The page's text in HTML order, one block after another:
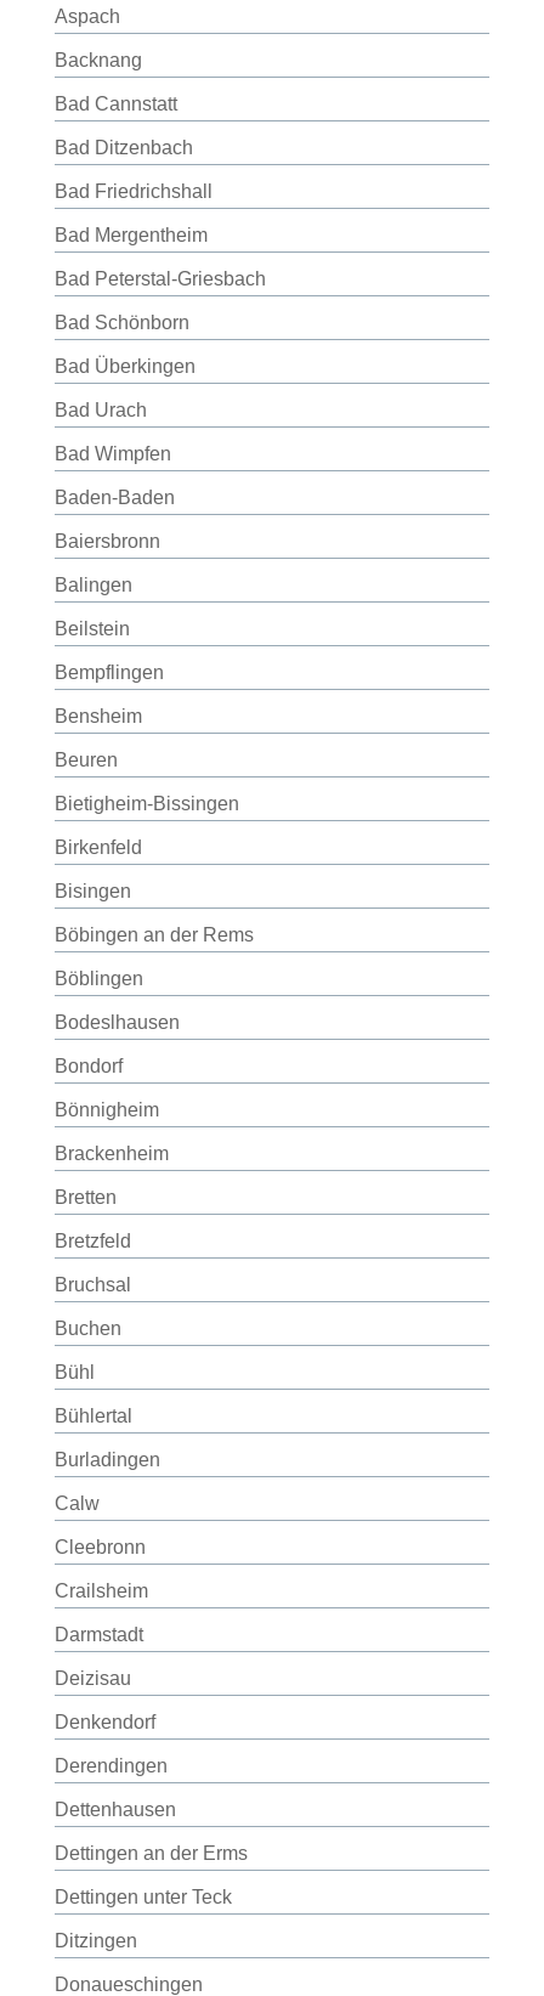
Aspach
Backnang
Bad Cannstatt
Bad Ditzenbach
Bad Friedrichshall
Bad Mergentheim
Bad Peterstal-Griesbach
Bad Schönborn
Bad Überkingen
Bad Urach
Bad Wimpfen
Baden-Baden
Baiersbronn
Balingen
Beilstein
Bempflingen
Bensheim
Beuren
Bietigheim-Bissingen
Birkenfeld
Bisingen
Böbingen an der Rems
Böblingen
Bodeslhausen
Bondorf
Bönnigheim
Brackenheim
Bretten
Bretzfeld
Bruchsal
Buchen
Bühl
Bühlertal
Burladingen
Calw
Cleebronn
Crailsheim
Darmstadt
Deizisau
Denkendorf
Derendingen
Dettenhausen
Dettingen an der Erms
Dettingen unter Teck
Ditzingen
Donaueschingen